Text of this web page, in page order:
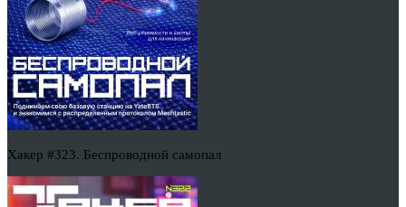
Хакер #323. Беспроводной самопал